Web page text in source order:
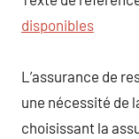
disponibles
L’assurance de
une nécessité de
choisissant la